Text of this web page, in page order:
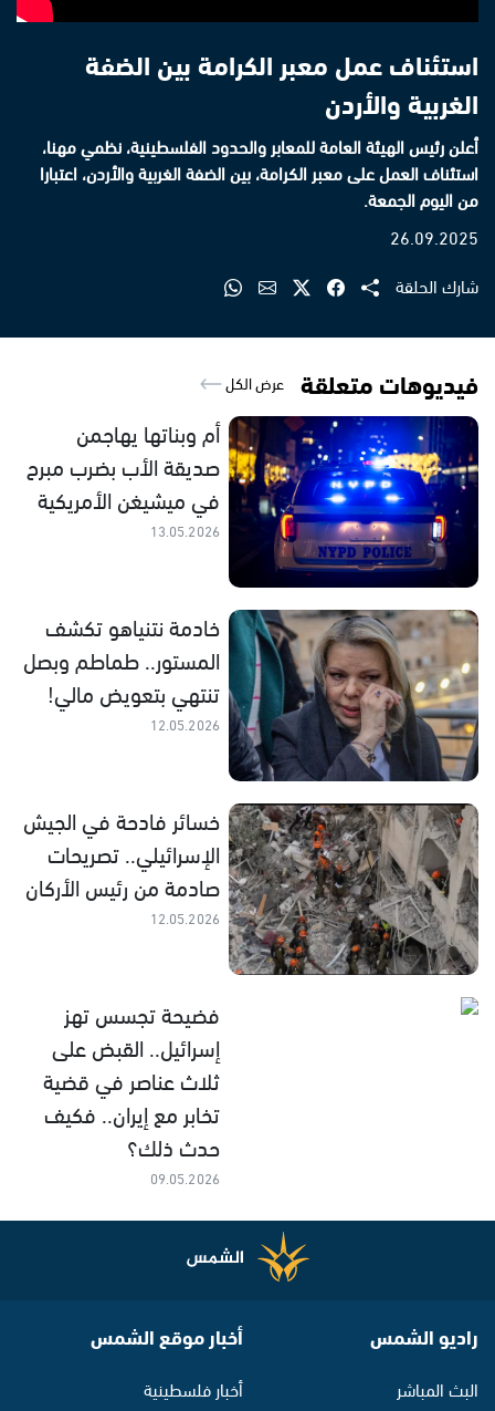
استئناف عمل معبر الكرامة بين الضفة
الغربية والأردن
أعلن رئيس الهيئة العامة للمعابر والحدود الفلسطينية، نظمي مهنا،
استئناف العمل على معبر الكرامة، بين الضفة الغربية والأردن، اعتبارا
من اليوم الجمعة.
26.09.2025
شارك الحلقة
فيديوهات متعلقة عرض الكل
أم وبناتها يهاجمن
صديقة الأب بضرب مبرح
في ميشيغن الأمريكية
13.05.2026
خادمة نتنياهو تكشف
المستور.. طماطم وبصل
تنتهي بتعويض مالي!
12.05.2026
خسائر فادحة في الجيش
الإسرائيلي.. تصريحات
صادمة من رئيس الأركان
12.05.2026
فضيحة تجسس تهز
إسرائيل.. القبض على
ثلاث عناصر في قضية
تخابر مع إيران.. فكيف
حدث ذلك؟
09.05.2026
راديو الشمس
البث المباشر
أخبار موقع الشمس
أخبار فلسطينية